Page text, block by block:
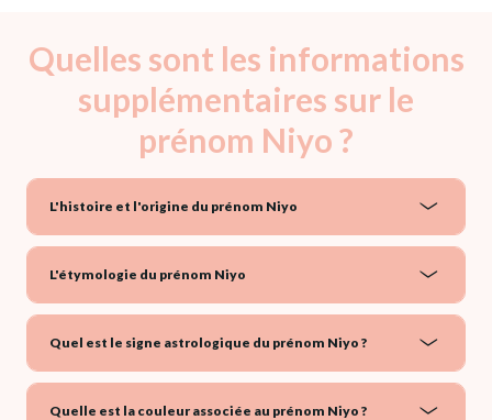
Quelles sont les informations
supplémentaires sur le
prénom Niyo ?
L'histoire et l'origine du prénom Niyo
L'étymologie du prénom Niyo
Quel est le signe astrologique du prénom Niyo ?
Quelle est la couleur associée au prénom Niyo ?